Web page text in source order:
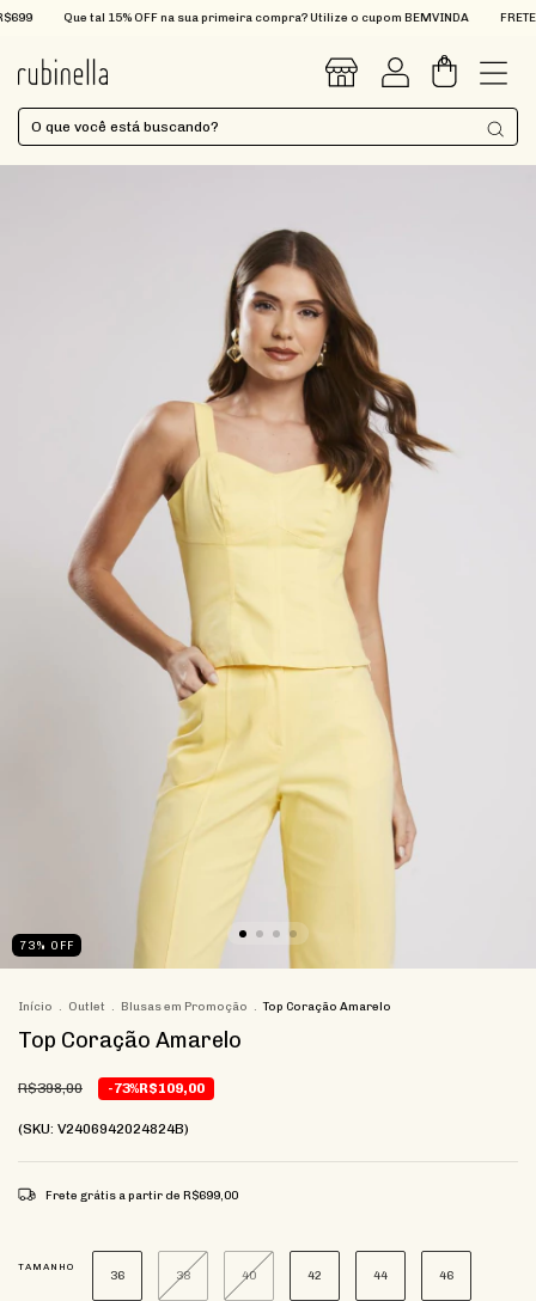
Que tal 15% OFF na sua primeira compra? Utilize o cupom BEMVINDA FRETE
0
73% OFF
Início . Outlet . Blusas em Promoção . Top Coração Amarelo
Top Coração Amarelo
R$398,00 -73%R$109,00
(SKU: V2406942024824B)
Frete grátis a partir de R$699,00
TAMANHO
36 38 40 42 44 46